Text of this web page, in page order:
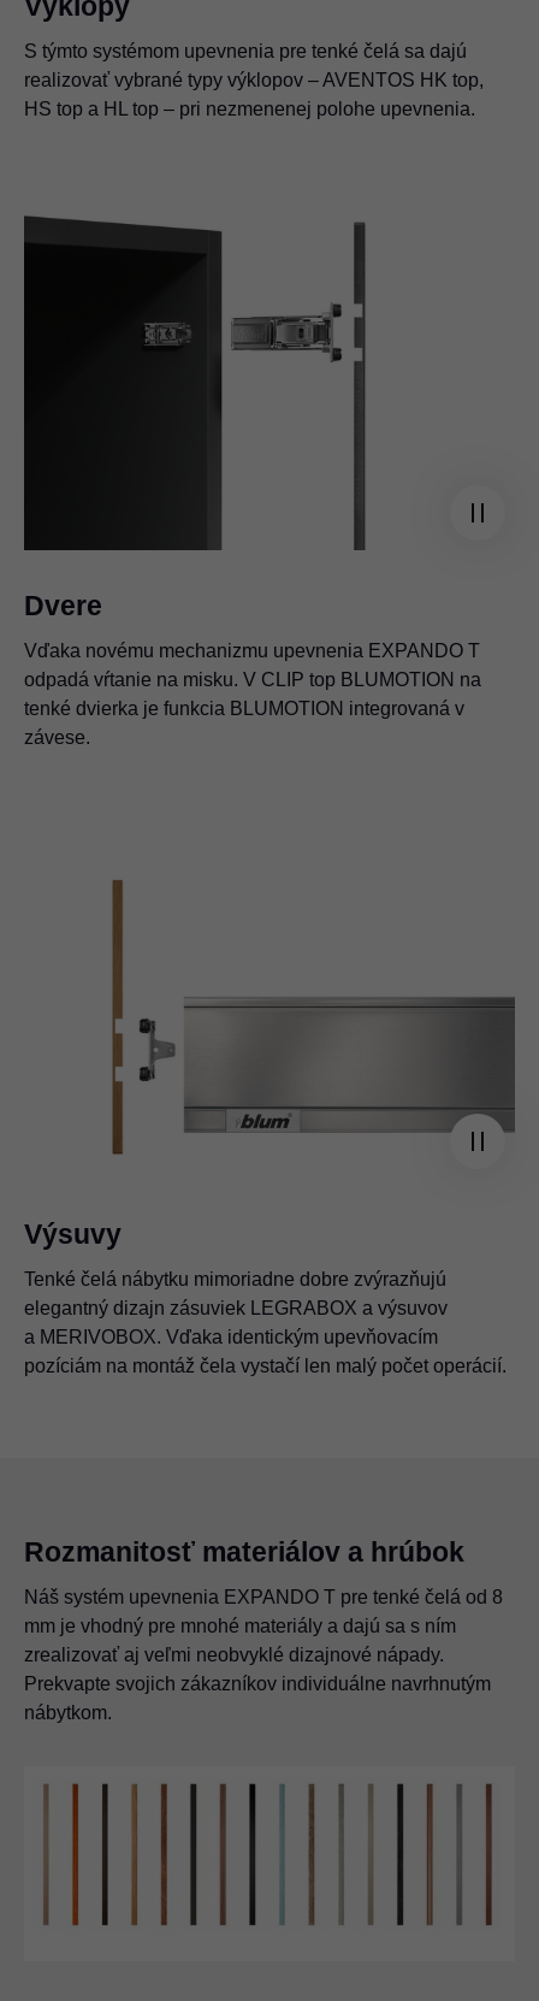
S týmto systémom upevnenia pre tenké čelá sa dajú
realizovať vybrané typy výklopov – AVENTOS HK top,
HS top a HL top – pri nezmenenej polohe upevnenia.
Dvere
Vďaka novému mechanizmu upevnenia EXPANDO T
odpadá vŕtanie na misku. V CLIP top BLUMOTION na
tenké dvierka je funkcia BLUMOTION integrovaná v
závese.
Výsuvy
Tenké čelá nábytku mimoriadne dobre zvýrazňujú
elegantný dizajn zásuviek LEGRABOX a výsuvov
a MERIVOBOX. Vďaka identickým upevňovacím
pozíciám na montáž čela vystačí len malý počet operácií.
Rozmanitosť materiálov a hrúbok
Náš systém upevnenia EXPANDO T pre tenké čelá od 8
mm je vhodný pre mnohé materiály a dajú sa s ním
zrealizovať aj veľmi neobvyklé dizajnové nápady.
Prekvapte svojich zákazníkov individuálne navrhnutým
nábytkom.